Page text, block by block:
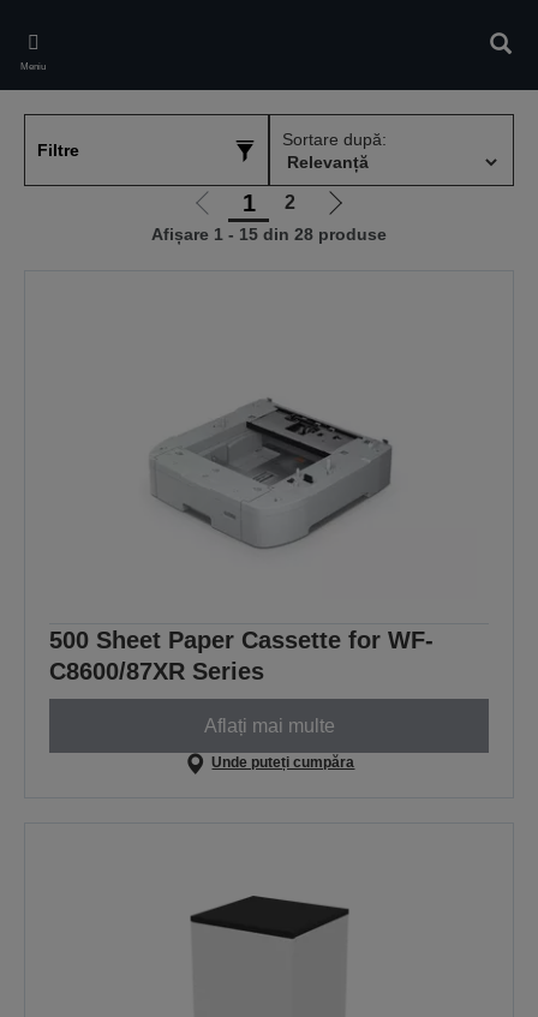
main
content
Meniu
Filtre
Sortare după:
Mergi
la
1 2
Mergi
la
Afișare 1 - 15 din 28 produse
500 Sheet Paper Cassette for WF-
C8600/87XR Series
Aflați mai multe
Unde puteți cumpăra